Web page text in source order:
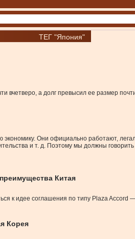
ТЕГ "Япония"
вчетверо, а долг превысил ее размер
Они официально работают,
и т. д. Поэтому мы должны
Китая
к идее соглашения по типу Plaza Accord
Корея